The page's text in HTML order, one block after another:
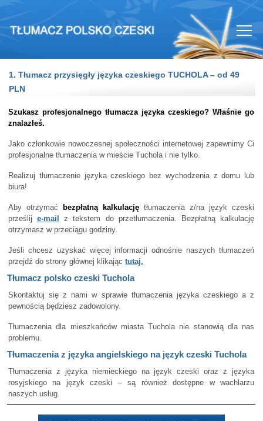
1. Tłumacz przysięgły języka czeskiego TUCHOLA – od 49
PLN
Szukasz profesjonalnego tłumacza języka czeskiego? Właśnie go
znalazłeś.
Jako członkowie nowoczesnej społeczności internetowej zapewnimy Ci
profesjonalne tłumaczenia w mieście Tuchola i nie tylko.
Realizuj tłumaczenie języka czeskiego bez wychodzenia z domu lub
biura!
Aby otrzymać bezpłatną kalkulację tłumaczenia z/na język czeski
prześlije-mail
z tekstem do przetłumaczenia. Bezpłatną kalkulację
otrzymasz w przeciągu godziny.
Jeśli chcesz uzyskać więcej informacji odnośnie naszych tłumaczeń
przejdź do strony głównej klikając tutaj.
Tłumacz polsko czeski Tuchola
Skontaktuj się z nami w sprawie tłumaczenia języka czeskiego a z
pewnością będziesz zadowolony.
Tłumaczenia dla mieszkańców miasta Tuchola nie stanowią dla nas
problemu.
Tłumaczenia z języka angielskiego na język czeski Tuchola
Tłumaczenia z języka niemieckiego na język czeski oraz z języka
rosyjskiego na język czeski – są również dostępne w wachlarzu
naszych usług.